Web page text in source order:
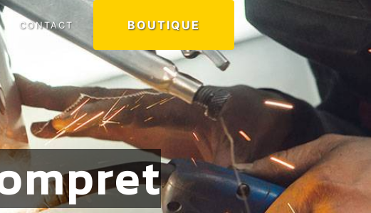
CONTACT BOUTIQUE